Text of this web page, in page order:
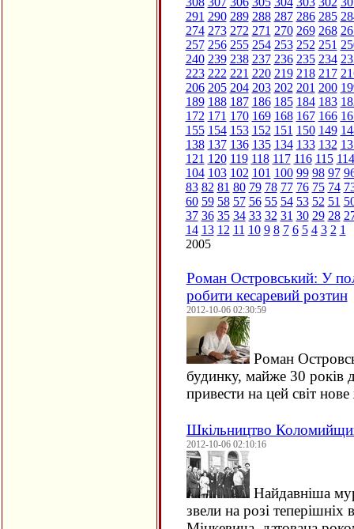
291 290 289 288 287 286 285
274 273 272 271 270 269 268
257 256 255 254 253 252 251
240 239 238 237 236 235 234
223 222 221 220 219 218 217
206 205 204 203 202 201 200
189 188 187 186 185 184 183
172 171 170 169 168 167 166
155 154 153 152 151 150 149
138 137 136 135 134 133 132
121 120 119 118 117 116 115 114
104 103 102 101 100 99 98 97
83 82 81 80 79 78 77 76 75 74
60 59 58 57 56 55 54 53 52 51
37 36 35 34 33 32 31 30 29 28
14 13 12 11 10 9 8 7 6 5 4 3 2 1
2005
Роман Островський: У
робити кесаревий розтин
2012-10-06 02:30:59
Роман
будинку, майже 30 років
привести на цей світ
Шкільництво
2012-10-06 02:10:16
Найдавніша
звели на розі